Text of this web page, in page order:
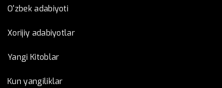
O'zbek adabiyoti
Xorijiy adabiyotlar
Yangi Kitoblar
Kun yangiliklar